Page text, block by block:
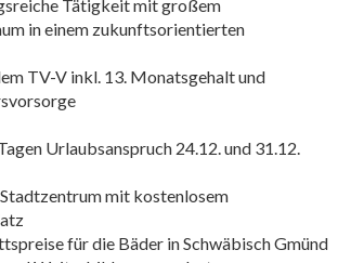
Tätigkeit mit großem
in einem zukunftsorientierten
TV-V inkl. 13. Monatsgehalt und
Urlaubsanspruch 24.12. und 31.12.
mit kostenlosem
für die Bäder in Schwäbisch Gmünd